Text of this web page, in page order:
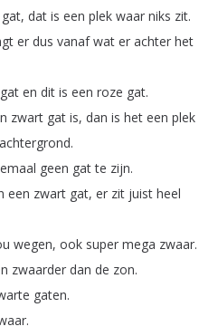
gat, dat is een plek waar niks zit.
er dus vanaf wat er achter het
gat en dit is een roze gat.
zwart gat is, dan is het een plek
achtergrond.
geen gat te zijn.
een zwart gat, er zit juist heel
wegen, ook super mega zwaar.
zwaarder dan de zon.
gaten.
.